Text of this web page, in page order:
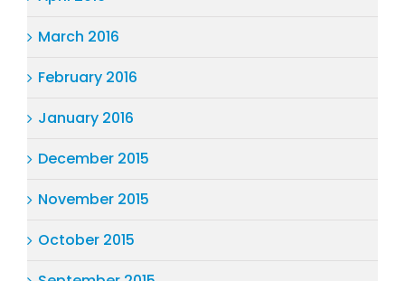
March 2016
February 2016
January 2016
December 2015
November 2015
October 2015